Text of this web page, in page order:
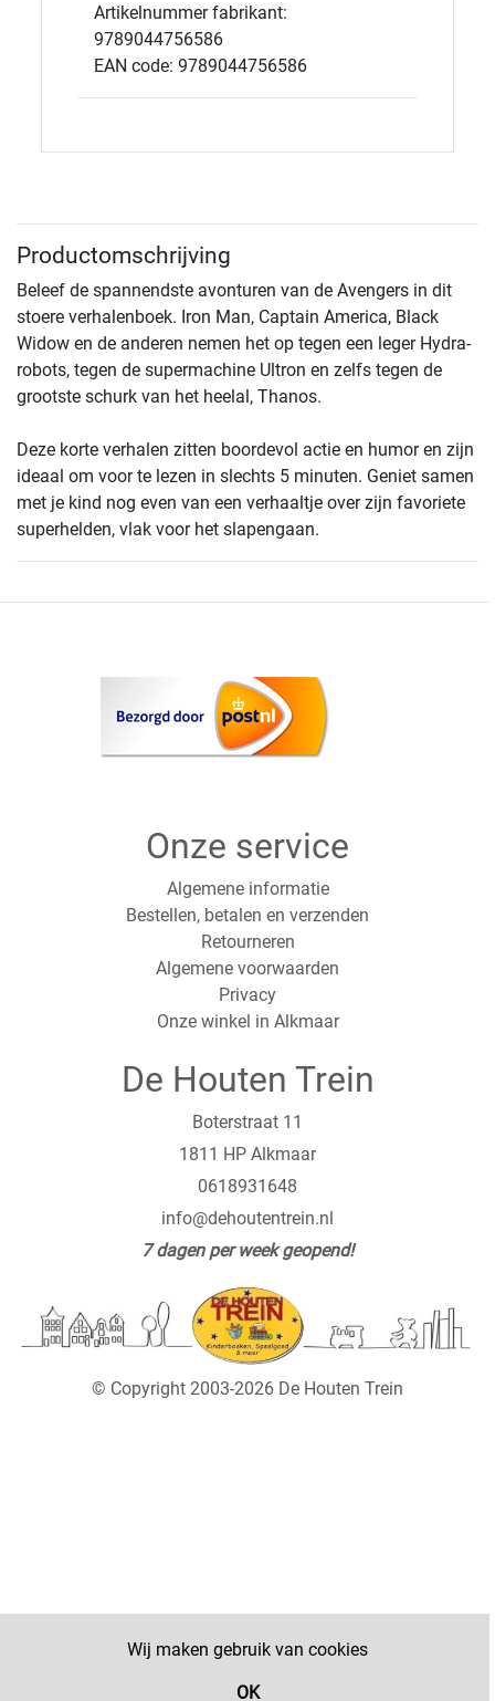
Wij maken gebruik van cookies
OK
Artikelnummer fabrikant:
9789044756586
EAN code: 9789044756586
Productomschrijving
Beleef de spannendste avonturen van de Avengers in dit
stoere verhalenboek. Iron Man, Captain America, Black
Widow en de anderen nemen het op tegen een leger Hydra-
robots, tegen de supermachine Ultron en zelfs tegen de
grootste schurk van het heelal, Thanos.
Deze korte verhalen zitten boordevol actie en humor en zijn
ideaal om voor te lezen in slechts 5 minuten. Geniet samen
met je kind nog even van een verhaaltje over zijn favoriete
superhelden, vlak voor het slapengaan.
Onze service
Algemene informatie
Bestellen, betalen en verzenden
Retourneren
Algemene voorwaarden
Privacy
Onze winkel in Alkmaar
De Houten Trein
Boterstraat 11
1811 HP Alkmaar
0618931648
info@dehoutentrein.nl
7 dagen per week geopend!
© Copyright 2003-2026 De Houten Trein